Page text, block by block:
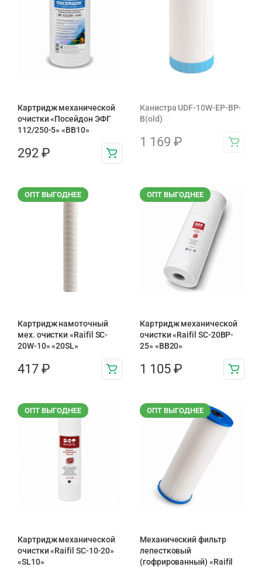
Картридж механической
очистки «Посейдон ЭФГ
112/250-5» «ВВ10»
292 ₽
Канистра UDF-10W-EP-BP-
B(old)
1 169 ₽
ОПТ ВЫГОДНЕЕ
Картридж намоточный
мех. очистки «Raifil SC-
20W-10» «20SL»
417 ₽
ОПТ ВЫГОДНЕЕ
Картридж механической
очистки «Raifil SC-20BP-
25» «BB20»
1 105 ₽
ОПТ ВЫГОДНЕЕ
Картридж механической
очистки «Raifil SC-10-20»
«SL10»
ОПТ ВЫГОДНЕЕ
Механический фильтр
лепестковый
(гофрированный) «Raifil